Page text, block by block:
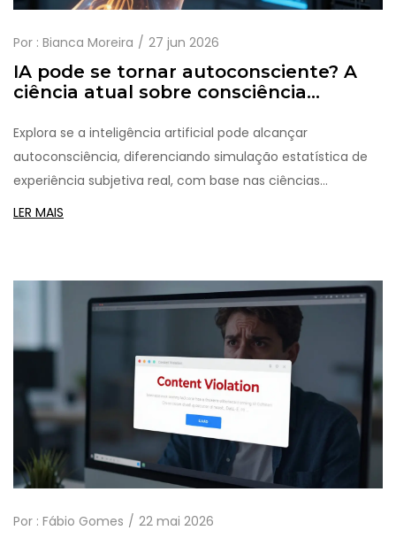
Por : Bianca Moreira 27 jun 2026
IA pode se tornar autoconsciente? A
ciência atual sobre consciência
Explora se a inteligência artificial pode alcançar
autoconsciência, diferenciando simulação estatística de
experiência subjetiva real, com base nas ciências
cognitivas atuais.
LER MAIS
Por : Fábio Gomes 22 mai 2026